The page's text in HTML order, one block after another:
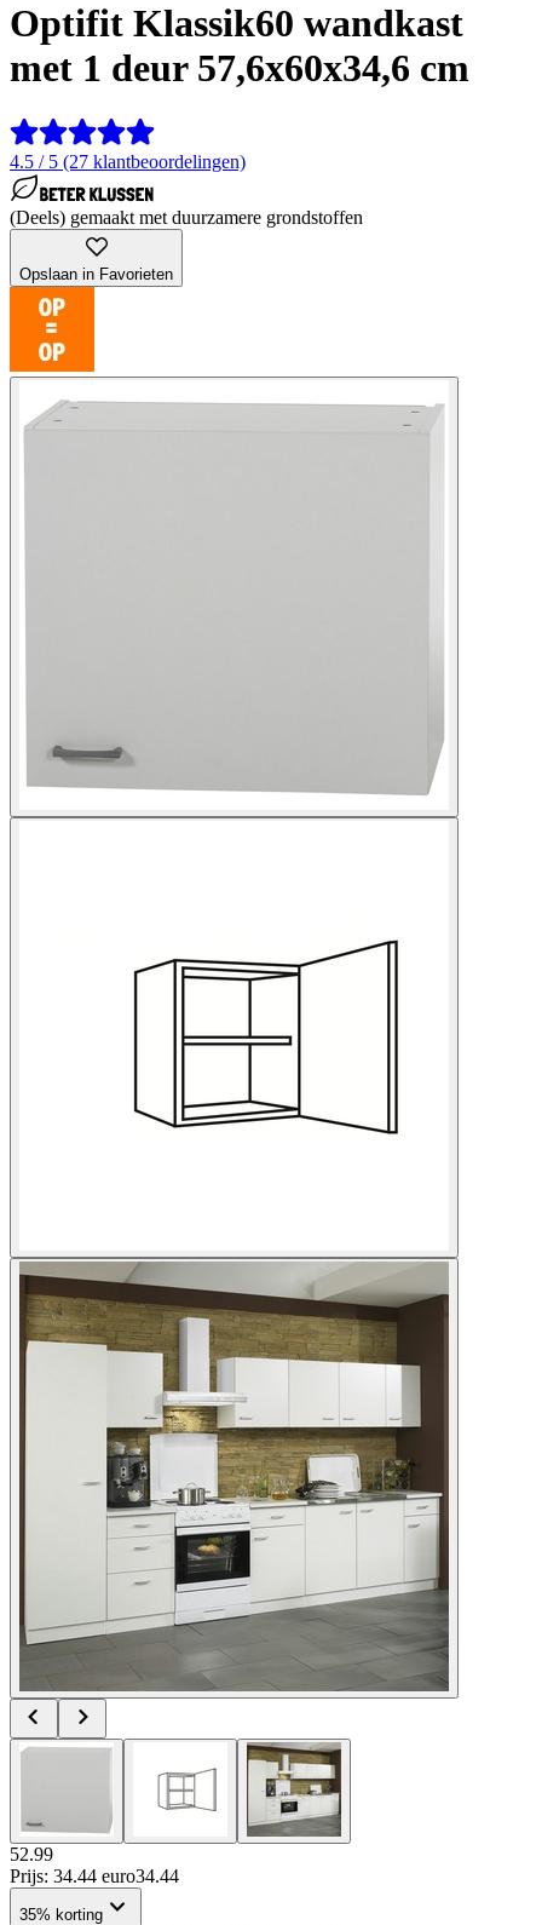
Optifit Klassik60 wandkast
met 1 deur 57,6x60x34,6 cm
4.5 / 5 (27 klantbeoordelingen)
(Deels) gemaakt met duurzamere grondstoffen
Opslaan in Favorieten
52.99
Prijs: 34.44 euro34.44
35% korting